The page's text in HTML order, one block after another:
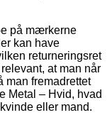
på mærkerne
kan have
returneringsret
at man når
man fremadrettet
Metal – Hvid, hvad
eller mand.